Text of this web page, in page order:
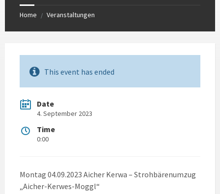
Home / Veranstaltungen
This event has ended
Date
4. September 2023
Time
0:00
Montag 04.09.2023 Aicher Kerwa – Strohbärenumzug
„Aicher-Kerwes-Moggl“